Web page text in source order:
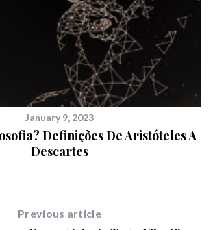
January 9, 2023
Definições De Aristóteles A
Descartes
Previous article